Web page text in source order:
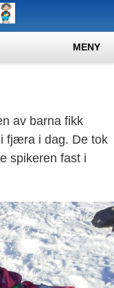
MENY
av barna fikk
fjæra i dag. De tok
spikeren fast i